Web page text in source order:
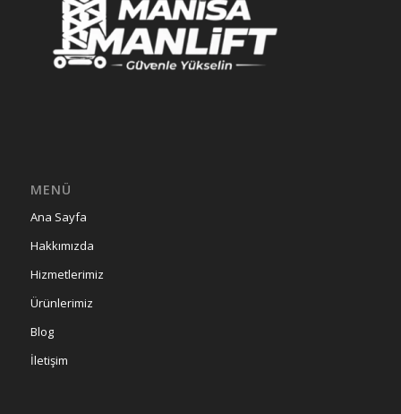
MENÜ
Ana Sayfa
Hakkımızda
Hizmetlerimiz
Ürünlerimiz
Blog
İletişim